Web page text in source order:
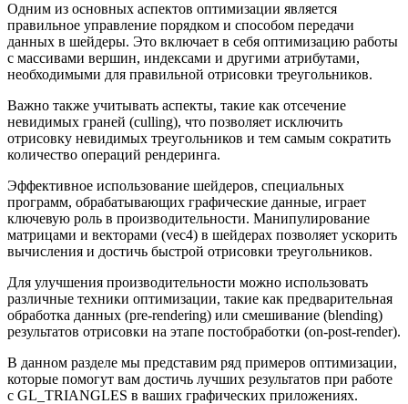
Одним из основных аспектов оптимизации является
правильное управление порядком и способом передачи
данных в шейдеры. Это включает в себя оптимизацию работы
с массивами вершин, индексами и другими атрибутами,
необходимыми для правильной отрисовки треугольников.
Важно также учитывать аспекты, такие как отсечение
невидимых граней (culling), что позволяет исключить
отрисовку невидимых треугольников и тем самым сократить
количество операций рендеринга.
Эффективное использование шейдеров, специальных
программ, обрабатывающих графические данные, играет
ключевую роль в производительности. Манипулирование
матрицами и векторами (vec4) в шейдерах позволяет ускорить
вычисления и достичь быстрой отрисовки треугольников.
Для улучшения производительности можно использовать
различные техники оптимизации, такие как предварительная
обработка данных (pre-rendering) или смешивание (blending)
результатов отрисовки на этапе постобработки (on-post-render).
В данном разделе мы представим ряд примеров оптимизации,
которые помогут вам достичь лучших результатов при работе
с GL_TRIANGLES в ваших графических приложениях.